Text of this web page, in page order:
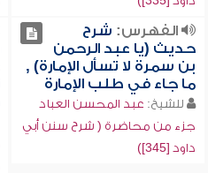
الفهرس: شرح
حديث (يا عبد الرحمن
بن سمرة لا تسأل الإمارة) ,
ما جاء في طلب الإمارة
للشيخ: عبد المحسن العباد
جزء من محاضرة ( شرح سنن أبي
داود [345])